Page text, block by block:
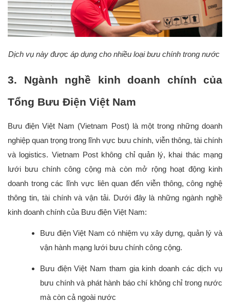
Dịch vụ này được áp dụng cho nhiều loại bưu chính trong nước
3. Ngành nghề kinh doanh chính của
Tổng Bưu Điện Việt Nam
Bưu điện Việt Nam (Vietnam Post) là một trong những doanh
nghiệp quan trọng trong lĩnh vực bưu chính, viễn thông, tài chính
và logistics. Vietnam Post không chỉ quản lý, khai thác mạng
lưới bưu chính công cộng mà còn mở rộng hoạt động kinh
doanh trong các lĩnh vực liên quan đến viễn thông, công nghệ
thông tin, tài chính và vận tải. Dưới đây là những ngành nghề
kinh doanh chính của Bưu điện Việt Nam:
Bưu điện Việt Nam có nhiệm vụ xây dựng, quản lý và
vận hành mạng lưới bưu chính công cộng.
Bưu điện Việt Nam tham gia kinh doanh các dịch vụ
bưu chính và phát hành báo chí không chỉ trong nước
mà còn cả ngoài nước